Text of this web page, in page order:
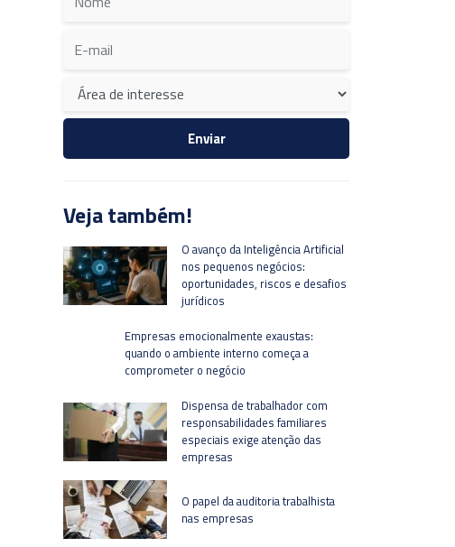
Veja também!
O avanço da Inteligência Artificial
nos pequenos negócios:
oportunidades, riscos e desafios
jurídicos
Empresas emocionalmente exaustas:
quando o ambiente interno começa a
comprometer o negócio
Dispensa de trabalhador com
responsabilidades familiares
especiais exige atenção das
empresas
O papel da auditoria trabalhista
nas empresas